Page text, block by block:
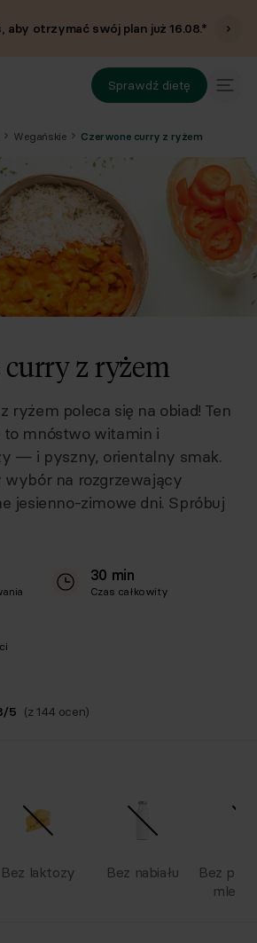
aby otrzymać swój plan już16.08.*
Sprawdź dietę
Wegańskie Czerwone curry z ryżem
z ryżem
ryżem poleca się na obiad! Ten
mnóstwo witamin i
— i pyszny, orientalny smak.
wybór na rozgrzewający
jesienno-zimowe dni. Spróbuj
30 min
Czas całkowity
/5 (z 144 ocen)
Bez laktozy Bez nabiału
Bez